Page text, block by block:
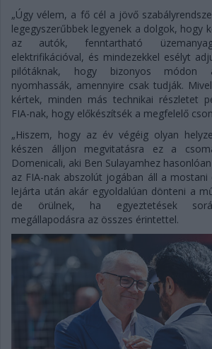
„Úgy vélem, a fő cél a jövő
legegyszerűbbek legyenek a dolgok, hogy
az autók, fenntartható
elektrifikációval, és mindezekkel esélyt
pilótáknak, hogy bizonyos módon
nyomhassák, amennyire csak tudják.
kértek, minden más technikai részletet
FIA-nak, hogy előkészítsék a megfelelő
„Hiszem, hogy az év végéig olyan
készen álljon megvitatásra ez a
Domenicali, aki Ben Sulayamhez
az FIA-nak abszolút jogában áll a mostani
lejárta után akár egyoldalúan dönteni a
de örülnek, ha egyeztetések
megállapodásra az összes érintettel.